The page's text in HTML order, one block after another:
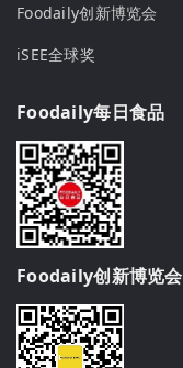
Foodaily创新博览会
iSEE全球奖
Foodaily每日食品
Foodaily创新博览会